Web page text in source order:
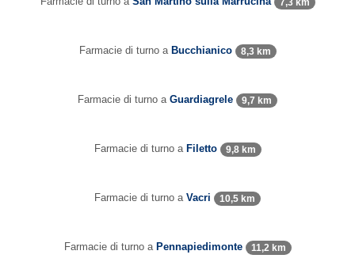
7,3 km
Farmacie di turno a Bucchianico 8,3 km
Farmacie di turno a Guardiagrele 9,7 km
Farmacie di turno a Filetto 9,8 km
Farmacie di turno a Vacri 10,5 km
Farmacie di turno a Pennapiedimonte 11,2 km